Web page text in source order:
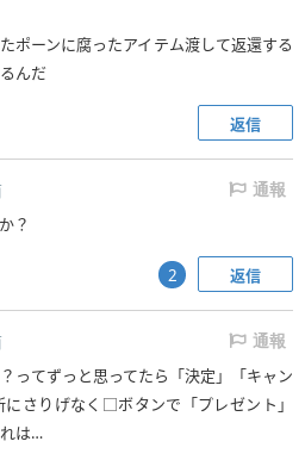
ポーンに腐ったアイテム渡して返還する
んだ
返信
通報
？
返信
2
通報
ってずっと思ってたら「決定」「キャン
さりげなく□ボタンで「プレゼント」
は…